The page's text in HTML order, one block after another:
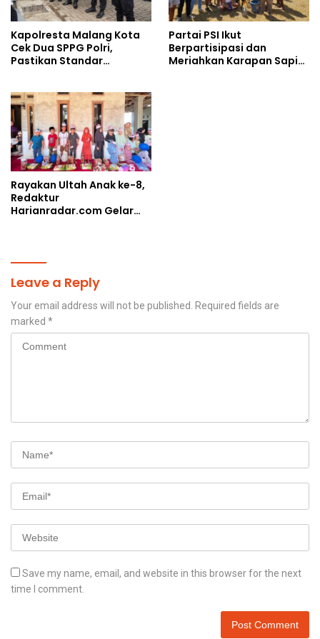
Kapolresta Malang Kota
Cek Dua SPPG Polri,
Pastikan Standar
Berjalan Optimal
Partai PSI Ikut
Berpartisipasi dan
Meriahkan Karapan Sapi
Rayakan Ultah Anak ke-8,
Redaktur
Harianradar.com Gelar
Leave a Reply
Your email address will not be published.
Required fields are
marked *
Save my name, email, and website in this browser for the next
time I comment.